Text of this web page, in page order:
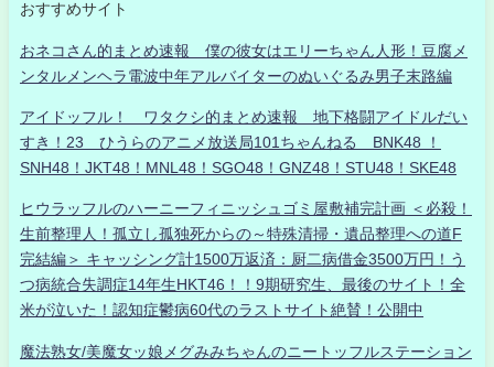
おすすめサイト
おネコさん的まとめ速報 僕の彼女はエリーちゃん人形！豆腐メ
ンタルメンヘラ電波中年アルバイターのぬいぐるみ男子末路編
アイドッフル！ ワタクシ的まとめ速報 地下格闘アイドルだい
すき！23 ひうらのアニメ放送局101ちゃんねる BNK48 ！
SNH48！JKT48！MNL48！SGO48！GNZ48！STU48！SKE48
ヒウラッフルのハーニーフィニッシュゴミ屋敷補完計画 ＜必殺！
生前整理人！孤立し孤独死からの～特殊清掃・遺品整理への道F
完結編＞ キャッシング計1500万返済：厨二病借金3500万円！う
つ病統合失調症14年生HKT46！！9期研究生、最後のサイト！全
米が泣いた！認知症鬱病60代のラストサイト絶賛！公開中
魔法熟女/美魔女ッ娘メグみみちゃんのニートッフルステーション